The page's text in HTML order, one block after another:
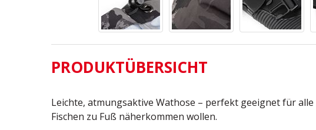
PRODUKTÜBERSICHT
Leichte, atmungsaktive Wathose – perfekt geeignet für
Fischen zu Fuß näherkommen wollen.